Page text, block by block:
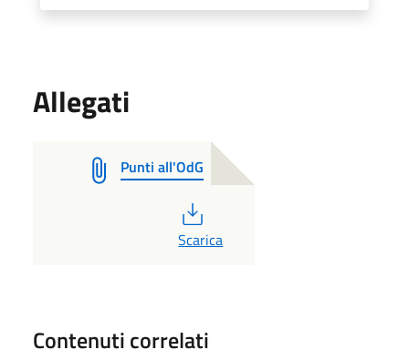
Allegati
Punti all'OdG
PDF
Scarica
Contenuti correlati